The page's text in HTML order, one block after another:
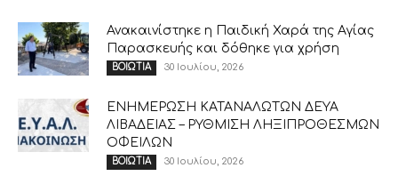
Ανακαινίστηκε η Παιδική Χαρά της Αγίας
Παρασκευής και δόθηκε για χρήση
ΒΟΙΩΤΙΑ 30 Ιουλίου, 2026
ΕΝΗΜΕΡΩΣΗ ΚΑΤΑΝΑΛΩΤΩΝ ΔΕΥΑ
ΛΙΒΑΔΕΙΑΣ – ΡΥΘΜΙΣΗ ΛΗΞΙΠΡΟΘΕΣΜΩΝ
ΟΦΕΙΛΩΝ
ΒΟΙΩΤΙΑ 30 Ιουλίου, 2026